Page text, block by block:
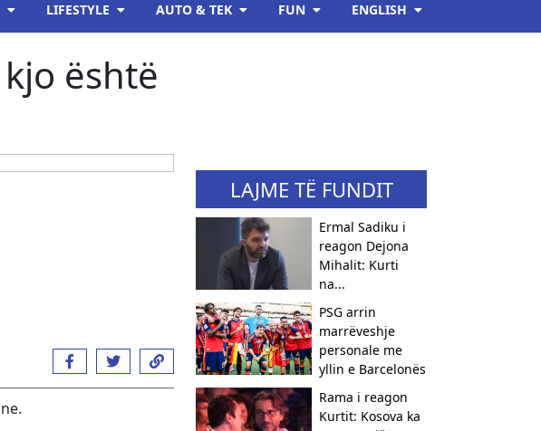
LIFESTYLE AUTO & TEK FUN ENGLISH
është
LAJME TË FUNDIT
Ermal Sadiku i
reagon Dejona
Mihalit: Kurti
na...
PSG arrin
marrëveshje
personale me
yllin e Barcelonës
Rama i reagon
Kurtit: Kosova ka